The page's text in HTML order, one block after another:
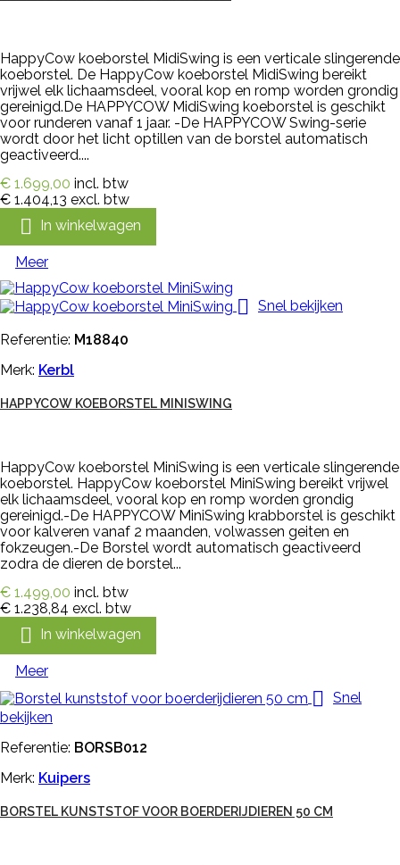
HappyCow koeborstel MidiSwing is een verticale slingerende
koeborstel. De HappyCow koeborstel MidiSwing bereikt
vrijwel elk lichaamsdeel, vooral kop en romp worden grondig
gereinigd.De HAPPYCOW MidiSwing koeborstel is geschikt
voor runderen vanaf 1 jaar. -De HAPPYCOW Swing-serie
wordt door het licht optillen van de borstel automatisch
geactiveerd....
€ 1.699,00 incl. btw
€ 1.404,13 excl. btw
 In winkelwagen
Meer
 Snel bekijken
Referentie: M18840
Merk: Kerbl
HAPPYCOW KOEBORSTEL MINISWING
HappyCow koeborstel MiniSwing is een verticale slingerende
koeborstel. HappyCow koeborstel MiniSwing bereikt vrijwel
elk lichaamsdeel, vooral kop en romp worden grondig
gereinigd.-De HAPPYCOW MiniSwing krabborstel is geschikt
voor kalveren vanaf 2 maanden, volwassen geiten en
fokzeugen.-De Borstel wordt automatisch geactiveerd
zodra de dieren de borstel...
€ 1.499,00 incl. btw
€ 1.238,84 excl. btw
 In winkelwagen
Meer
 Snel
bekijken
Referentie: BORSB012
Merk: Kuipers
BORSTEL KUNSTSTOF VOOR BOERDERIJDIEREN 50 CM